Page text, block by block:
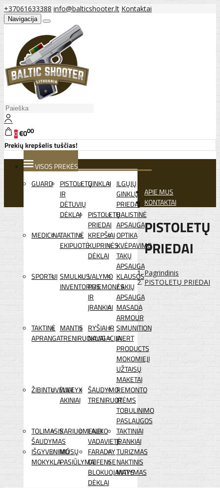
+37061633388 info@balticshooter.lt Kontaktai
Navigacija
0€000
Prekių krepšelis tuščias!
VISOS PREKĖS
GUARD
PISTOLETŲ
IR
DĖTUVIŲ
DĖKLAI
GINKLAI ILGŲJŲ
GINKLŲ
PRIEDAI
PISTOLETŲ
PRIEDAI
BALISTINĖ
APSAUGA
MEDICINATAKTINĖ
EKIPUOTĖ
KREPŠIAI
KUPRINĖS
DĖKLAI
OPTIKA
KVĖPAVIMO
TAKŲ
APSAUGA
SPORTUI SMULKUS
INVENTORIUS
VALYMO
PRIEMONĖS
IR
ĮRANKIAI
KLAUSOS
/ AKIŲ
APSAUGA
MASADA
ARMOUR
TAKTINĖ
APRANGA
MANTIS
TRENIRUOKLIAI
RYŠIAI IR
NAVIGACIJA
SIMUNITION
INERT
PRODUCTS
MOKOMIEJI
UŽTAISŲ
MAKETAI
ŽIBINTUVĖLIAI
WILEYX
AKINIAI
ŠAUDYMO
TRENIRUOTĖMS
REMONTO
IR
TOBULINIMO
PASLAUGOS
TOLIMASIS
ŠAUDYMAS
KARIUOMENEI
LAUKO
VADAVIETĖ
TAKTINIAI
ĮRANKIAI
IŠGYVENIMO
MOKYKLA
MŪSŲ
PASIŪLYMAI
FARADAY
DEFENSE
BLOKUOJANTYS
DĖKLAI
TURIZMAS
NAKTINIS
MATYMAS
APIE MUS
KONTAKTAI
PISTOLETŲ
PRIEDAI
Pagrindinis
PISTOLETŲ PRIEDAI